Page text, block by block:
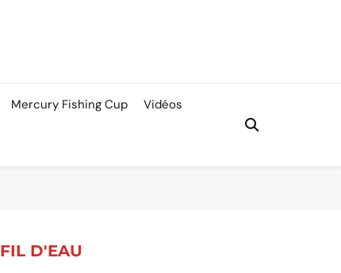
Mercury Fishing Cup Vidéos
FIL D'EAU